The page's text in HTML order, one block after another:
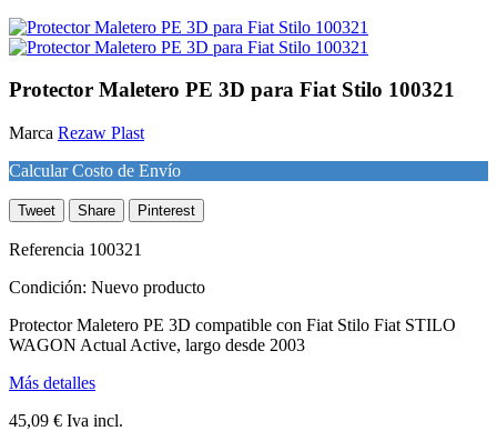
Protector Maletero PE 3D para Fiat Stilo 100321
Marca Rezaw Plast
Calcular Costo de Envío
Tweet Share Pinterest
Referencia 100321
Condición: Nuevo producto
Protector Maletero PE 3D compatible con Fiat Stilo Fiat STILO
WAGON Actual Active, largo desde 2003
Más detalles
45,09 € Iva incl.